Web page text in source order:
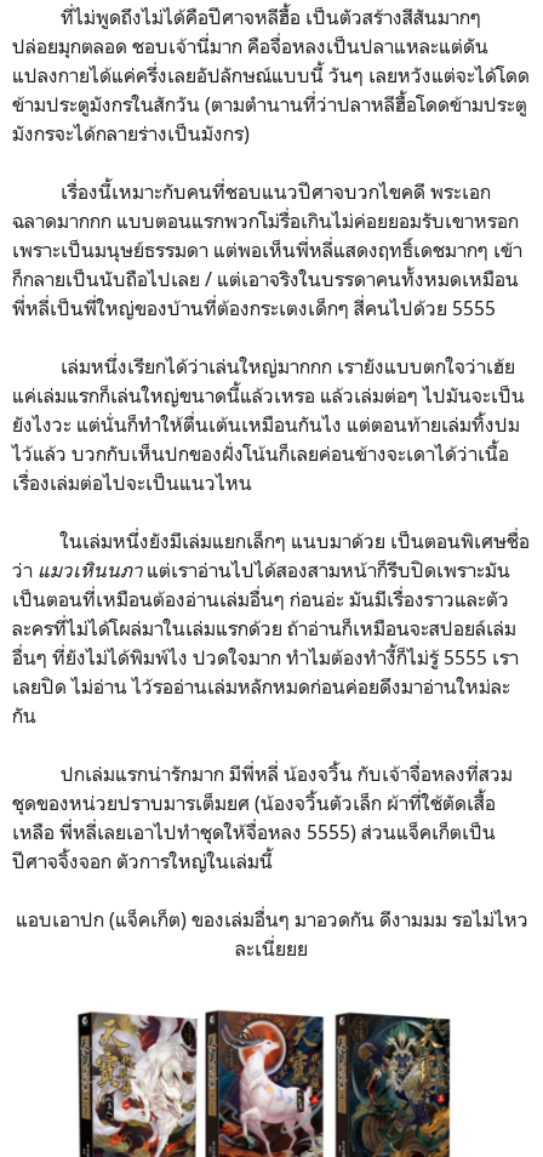
ที่ไม่พูดถึงไม่ได้คือปีศาจหลีฮื้อ เป็นตัวสร้างสีสันมากๆ
ปล่อยมุกตลอด ชอบเจ้านี่มาก คือจื่อหลงเป็นปลาแหละแต่ดัน
แปลงกายได้แค่ครึ่งเลยอัปลักษณ์แบบนี้ วันๆ เลยหวังแต่จะได้โดด
ข้ามประตูมังกรในสักวัน (ตามตำนานที่ว่าปลาหลีฮื้อโดดข้ามประตู
มังกรจะได้กลายร่างเป็นมังกร)
เรื่องนี้เหมาะกับคนที่ชอบแนวปีศาจบวกไขคดี พระเอก
ฉลาดมากกก แบบตอนแรกพวกโม่รื่อเกินไม่ค่อยยอมรับเขาหรอก
เพราะเป็นมนุษย์ธรรมดา แต่พอเห็นพี่หลี่แสดงฤทธิ์เดชมากๆ เข้า
ก็กลายเป็นนับถือไปเลย / แต่เอาจริงในบรรดาคนทั้งหมดเหมือน
พี่หลี่เป็นพี่ใหญ่ของบ้านที่ต้องกระเตงเด็กๆ สี่คนไปด้วย 5555
เล่มหนึ่งเรียกได้ว่าเล่นใหญ่มากกก เรายังแบบตกใจว่าเฮ้ย
แค่เล่มแรกก็เล่นใหญ่ขนาดนี้แล้วเหรอ แล้วเล่มต่อๆ ไปมันจะเป็น
ยังไงวะ แต่นั่นก็ทำให้ตื่นเต้นเหมือนกันไง แต่ตอนท้ายเล่มทิ้งปม
ไว้แล้ว บวกกับเห็นปกของฝั่งโน้นก็เลยค่อนข้างจะเดาได้ว่าเนื้อ
เรื่องเล่มต่อไปจะเป็นแนวไหน
ในเล่มหนึ่งยังมีเล่มแยกเล็กๆ แนบมาด้วย เป็นตอนพิเศษชื่อ
ว่า แมวเหินนภาแต่เราอ่านไปได้สองสามหน้าก็รีบปิดเพราะมัน
เป็นตอนที่เหมือนต้องอ่านเล่มอื่นๆ ก่อนอ่ะ มันมีเรื่องราวและตัว
ละครที่ไม่ได้โผล่มาในเล่มแรกด้วย ถ้าอ่านก็เหมือนจะสปอยล์เล่ม
อื่นๆ ที่ยังไม่ได้พิมพ์ไง ปวดใจมาก ทำไมต้องทำงี้ก็ไม่รู้ 5555 เรา
เลยปิด ไม่อ่าน ไว้รออ่านเล่มหลักหมดก่อนค่อยดึงมาอ่านใหม่ละ
กัน
ปกเล่มแรกน่ารักมาก มีพี่หลี่ น้องจวิ้น กับเจ้าจื่อหลงที่สวม
ชุดของหน่วยปราบมารเต็มยศ (น้องจวิ้นตัวเล็ก ผ้าที่ใช้ตัดเสื้อ
เหลือ พี่หลี่เลยเอาไปทำชุดให้จื่อหลง 5555) ส่วนแจ็คเก็ตเป็น
ปีศาจจิ้งจอก ตัวการใหญ่ในเล่มนี้
แอบเอาปก (แจ็คเก็ต) ของเล่มอื่นๆ มาอวดกัน ดีงามมม รอไม่ไหว
ละเนี่ยยย